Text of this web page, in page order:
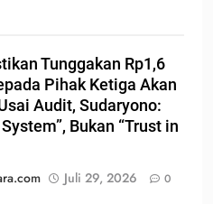
Tunggakan Rp1,6
Pihak Ketiga Akan
Audit, Sudaryono:
Bukan “Trust in
Juli 29, 2026 0